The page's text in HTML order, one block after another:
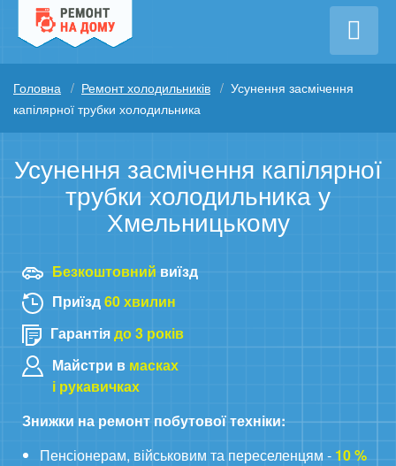
Головна Ремонт холодильників
Усунення засмічення
капілярної трубки холодильника
Усунення засмічення капілярної
трубки холодильника у
Хмельницькому
Безкоштовний виїзд
Приїзд60 хвилин
Гарантіядо 3 років
Майстри в масках
і рукавичках
Знижки на ремонт побутової техніки:
Пенсіонерам, військовим та переселенцям - 10 %